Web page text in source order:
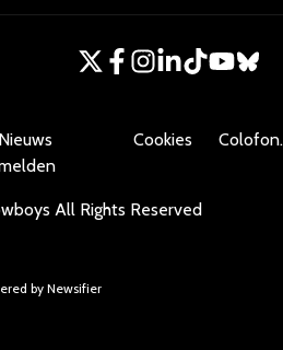
Nieuws
Cookies Colofon.
All Rights Reserved
by Newsifier